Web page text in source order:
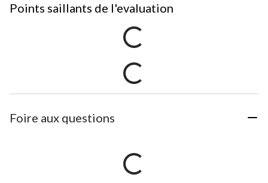
Points saillants de l'evaluation
Foire aux questions